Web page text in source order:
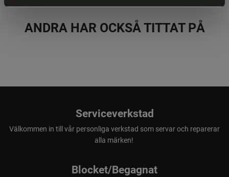
ANDRA HAR OCKSÅ TITTAT PÅ
Serviceverkstad
Välkommen in till vår personliga verkstad som servar och reparerar
alla märken!
Blocket/Begagnat